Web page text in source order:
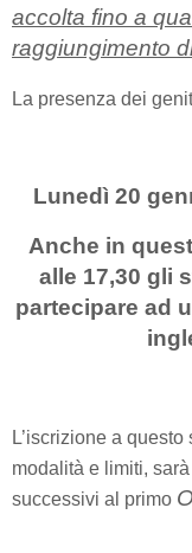
accolta fino a
raggiungimento
La presenza dei
Lunedì 20
Anche in
alle 17,30 gli
partecipare ad
L’iscrizione a
modalità e limiti,
successivi al primo